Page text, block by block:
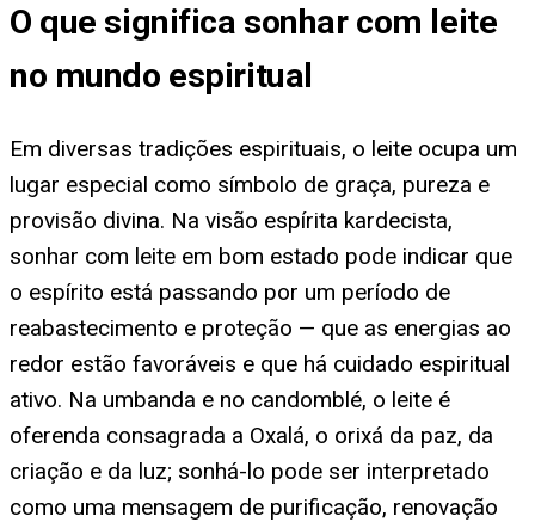
O que significa sonhar com leite
no mundo espiritual
Em diversas tradições espirituais, o leite ocupa um
lugar especial como símbolo de graça, pureza e
provisão divina. Na visão espírita kardecista,
sonhar com leite em bom estado pode indicar que
o espírito está passando por um período de
reabastecimento e proteção — que as energias ao
redor estão favoráveis e que há cuidado espiritual
ativo. Na umbanda e no candomblé, o leite é
oferenda consagrada a Oxalá, o orixá da paz, da
criação e da luz; sonhá-lo pode ser interpretado
como uma mensagem de purificação, renovação